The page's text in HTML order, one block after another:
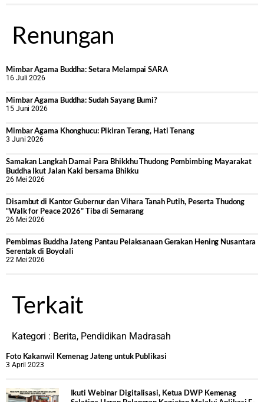
Renungan
Mimbar Agama Buddha: Setara Melampai SARA
16 Juli 2026
Mimbar Agama Buddha: Sudah Sayang Bumi?
15 Juni 2026
Mimbar Agama Khonghucu: Pikiran Terang, Hati Tenang
3 Juni 2026
Samakan Langkah Damai Para Bhikkhu Thudong Pembimbing Mayarakat
Buddha Ikut Jalan Kaki bersama Bhikku
26 Mei 2026
Disambut di Kantor Gubernur dan Vihara Tanah Putih, Peserta Thudong
“Walk for Peace 2026” Tiba di Semarang
26 Mei 2026
‎Pembimas Buddha Jateng Pantau Pelaksanaan Gerakan Hening Nusantara
Serentak di Boyolali
22 Mei 2026
Terkait
Kategori : Berita, Pendidikan Madrasah
Foto Kakanwil Kemenag Jateng untuk Publikasi
3 April 2023
Ikuti Webinar Digitalisasi, Ketua DWP Kemenag